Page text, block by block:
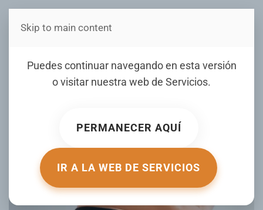
Estás en Telenord Medios
Puedes continuar navegando en esta versión
o visitar nuestra web de Servicios.
PERMANECER AQUÍ
IR A LA WEB DE SERVICIOS
Skip to main content
Descubren una nueva
hormona de la saciedad
adelgazar
ESCRITO POR HIPERTEXTUAL.COM EL 31 ENERO 2025
PUBLICADO EN
MUJER DE HOY.